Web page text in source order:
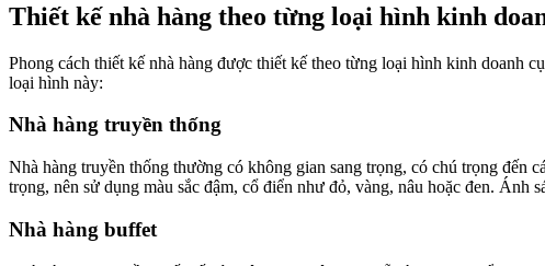
Thiết kế nhà hàng theo từng loại hình kinh
Phong cách thiết kế nhà hàng được thiết kế theo từng loại hình kinh doanh
loại hình này:
Nhà hàng truyền thống
Nhà hàng truyền thống thường có không gian sang trọng, có chú trọng đến
trọng, nên sử dụng màu sắc đậm, cổ điển như đỏ, vàng, nâu hoặc đen. Ánh
Nhà hàng buffet